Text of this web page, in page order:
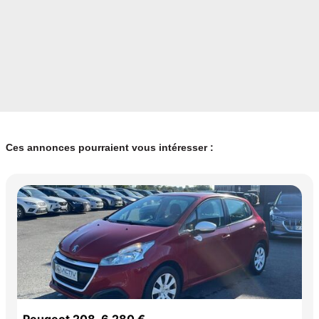
Ces annonces pourraient vous intéresser :